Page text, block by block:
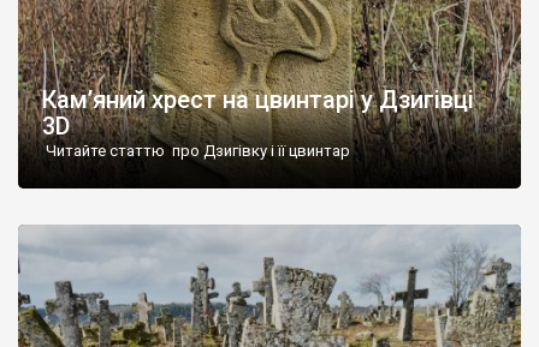
Кам’яний хрест на цвинтарі у Дзигівці
3D
Читайте статтю про Дзигівку і її цвинтар